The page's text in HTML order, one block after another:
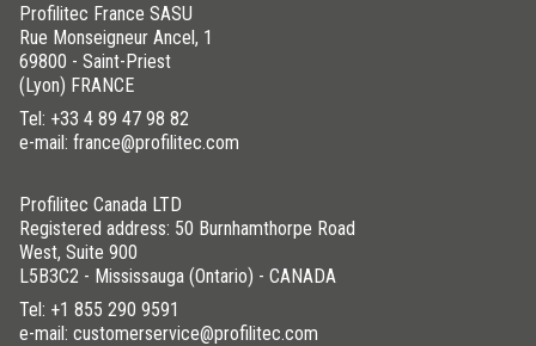
Profilitec France SASU
Rue Monseigneur Ancel, 1
69800 - Saint-Priest
(Lyon) FRANCE
Tel: +33 4 89 47 98 82
e-mail: france@profilitec.com
Profilitec Canada LTD
Registered address: 50 Burnhamthorpe Road
West, Suite 900
L5B3C2 - Mississauga (Ontario) - CANADA
Tel: +1 855 290 9591
e-mail: customerservice@profilitec.com